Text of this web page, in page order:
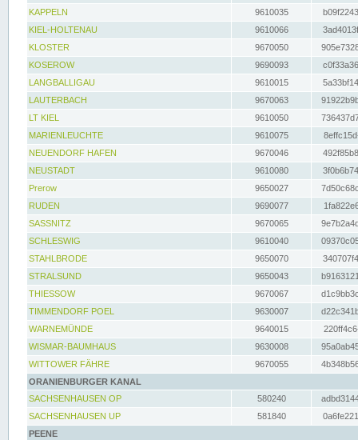
KAPPELN
9610035
KIEL-HOLTENAU
9610066
KLOSTER
9670050
KOSEROW
9690093
LANGBALLIGAU
9610015
LAUTERBACH
9670063
LT KIEL
9610050
MARIENLEUCHTE
9610075
NEUENDORF HAFEN
9670046
NEUSTADT
9610080
Prerow
9650027
RUDEN
9690077
SASSNITZ
9670065
SCHLESWIG
9610040
STAHLBRODE
9650070
STRALSUND
9650043
THIESSOW
9670067
TIMMENDORF POEL
9630007
WARNEMÜNDE
9640015
WISMAR-BAUMHAUS
9630008
WITTOWER FÄHRE
9670055
ORANIENBURGER KANAL
SACHSENHAUSEN OP
580240
SACHSENHAUSEN UP
581840
PEENE